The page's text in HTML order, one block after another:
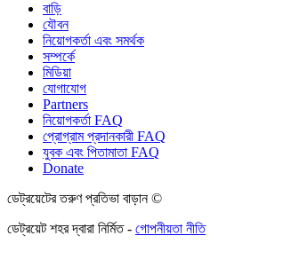
বাড়ি
যৌবন
নিয়োগকর্তা এবং সমর্থক
সম্পর্কে
মিডিয়া
যোগাযোগ
Partners
নিয়োগকর্তা FAQ
প্রোগ্রাম প্রদানকারী FAQ
যুবক এবং পিতামাতা FAQ
Donate
ডেট্রয়েটের তরুণ প্রতিভা বাড়ান ©
ডেট্রয়েট শহর দ্বারা নির্মিত - গোপনীয়তা নীতি